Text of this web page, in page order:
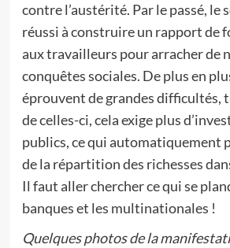
contre l’austérité. Par le passé, le
réussi à construire un rapport de
aux travailleurs pour arracher de
conquêtes sociales. De plus en
éprouvent de grandes difficultés,
de celles-ci, cela exige plus
publics, ce qui automatiquement
de la répartition des richesses
Il faut aller chercher ce qui se
banques et les multinationales !
Quelques photos de la